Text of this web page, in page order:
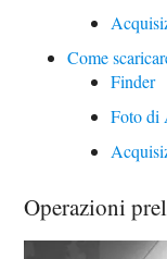
Come
Finder
Foto di
Operazioni